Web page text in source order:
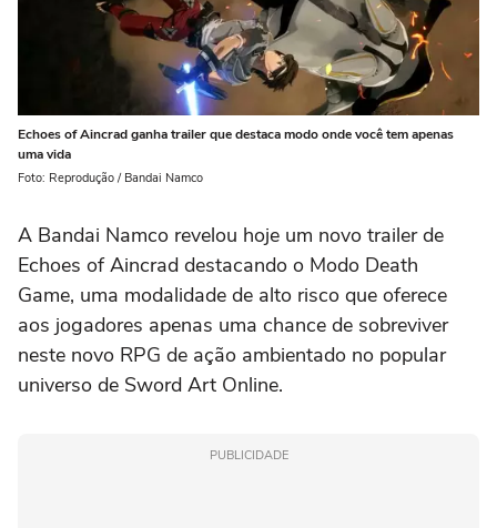
Echoes of Aincrad ganha trailer que destaca modo onde você tem apenas
uma vida
Foto: Reprodução / Bandai Namco
A Bandai Namco revelou hoje um novo trailer de
Echoes of Aincrad destacando o Modo Death
Game, uma modalidade de alto risco que oferece
aos jogadores apenas uma chance de sobreviver
neste novo RPG de ação ambientado no popular
universo de Sword Art Online.
PUBLICIDADE